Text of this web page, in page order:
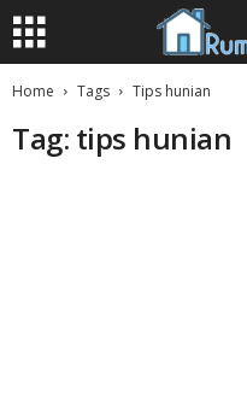
Home Tags Tips hunian
Tag: tips hunian